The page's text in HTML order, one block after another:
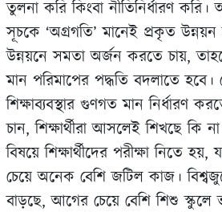
তুলনা করি কিংবা নীতিনির্ধারণ করি।
সূচকে ‘অগ্রগতি’ মানেই প্রকৃত
উন্নয়নে সমতা অর্জন করতে চায়,
মান পরিমাপের পদ্ধতি বদলাতে
শিক্ষাব্যবস্থার গুণগত মান নির্ধারণ
চান, শিক্ষার্থীরা আসলেই শিখছে কি
বিষয়ে শিক্ষার্থীদের পরীক্ষা নিতে
চেয়ে অনেক বেশি জটিল কাজ।
বাড়ছে, আগের চেয়ে বেশি শিশু স্কুলে